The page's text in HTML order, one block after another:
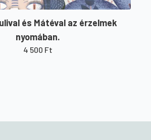
és Mátéval az érzelmek
nyomában.
4 500 Ft